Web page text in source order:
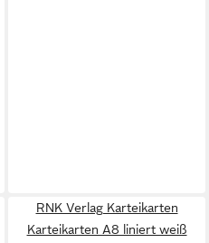
RNK Verlag Karteikarten
Karteikarten A8 liniert weiß